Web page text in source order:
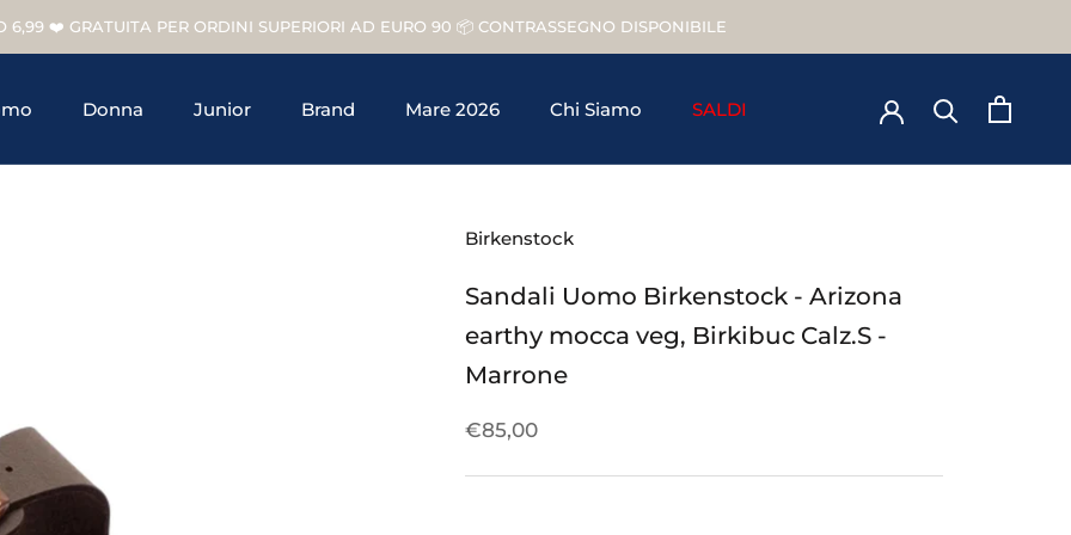
6,99 ❤️ GRATUITA PER ORDINI SUPERIORI AD EURO 90 📦 CONTRASSEGNO DISPONIBILE
Donna
Junior
Brand
Mare 2026
Chi Siamo
SALDI
Birkenstock
Sandali Uomo Birkenstock - Arizona
earthy mocca veg, Birkibuc Calz.S -
Marrone
€85,00